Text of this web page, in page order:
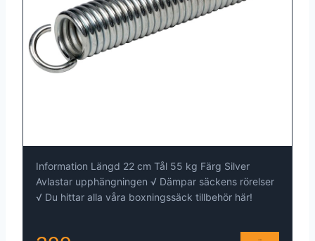
Information Längd 22 cm Tål 55 kg Färg Silver
Avlastar upphängningen √ Dämpar säckens rörelser
√ Du hittar alla våra boxningssäck tillbehör här!